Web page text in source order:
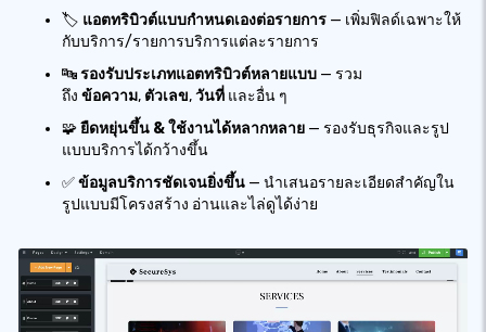
🏷️ แอตทริบิวต์แบบกำหนดเองต่อรายการ — เพิ่มฟิลด์เฉพาะให้
กับบริการ/รายการบริการแต่ละรายการ
🔤รองรับประเภทแอตทริบิวต์หลายแบบ — รวม
ถึง ข้อความ, ตัวเลข,วันที่ และอื่น ๆ
🧩ยืดหยุ่นขึ้น & ใช้งานได้หลากหลาย — รองรับธุรกิจและรูป
แบบบริการได้กว้างขึ้น
✅ข้อมูลบริการชัดเจนยิ่งขึ้น — นำเสนอรายละเอียดสำคัญใน
รูปแบบมีโครงสร้าง อ่านและไล่ดูได้ง่าย